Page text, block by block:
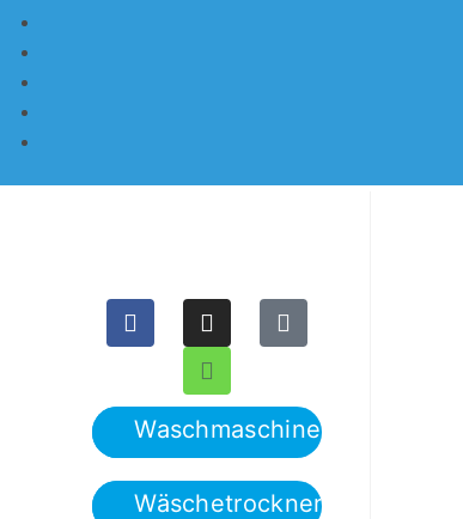
Waschmaschinen
Wäschetrockner